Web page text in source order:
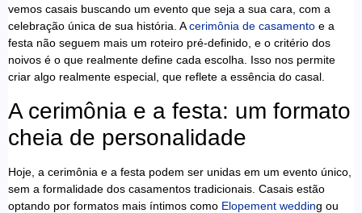
vemos casais buscando um evento que seja a sua cara, com a
celebração única de sua história. Acerimônia de casamento e a
festa não seguem mais um roteiro pré-definido, e o critério dos
noivos é o que realmente define cada escolha. Isso nos permite
criar algo realmente especial, que reflete a essência do casal.
A cerimônia e a festa: um formato
cheia de personalidade
Hoje, a cerimônia e a festa podem ser unidas em um evento único,
sem a formalidade dos casamentos tradicionais. Casais estão
optando por formatos mais íntimos como Elopement wedding ou